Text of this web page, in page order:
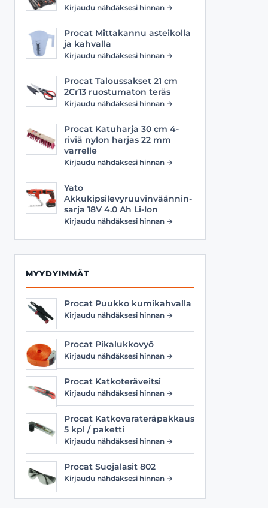
Vyöt
Kirjaudu nähdäksesi hinnan →
Procat Mittakannu asteikolla
ja kahvalla
Kirjaudu nähdäksesi hinnan →
Procat Taloussakset 21 cm
2Cr13 ruostumaton teräs
Kirjaudu nähdäksesi hinnan →
Procat Katuharja 30 cm 4-
riviä nylon harjas 22 mm
varrelle
Kirjaudu nähdäksesi hinnan →
Yato
Akkukipsilevyruuvinväännin-
sarja 18V 4.0 Ah Li-Ion
Kirjaudu nähdäksesi hinnan →
MYYDYIMMÄT
Procat Puukko kumikahvalla
Kirjaudu nähdäksesi hinnan →
Procat Pikalukkovyö
Kirjaudu nähdäksesi hinnan →
Procat Katkoteräveitsi
Kirjaudu nähdäksesi hinnan →
Procat Katkovarateräpakkaus
5 kpl / paketti
Kirjaudu nähdäksesi hinnan →
Procat Suojalasit 802
Kirjaudu nähdäksesi hinnan →